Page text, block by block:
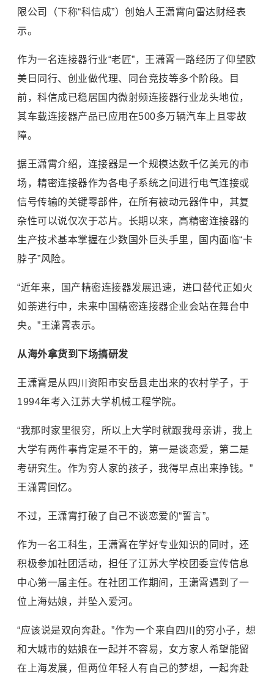
限公司（下称“科信成”）创始人王潇霄向雷达财经表
示。
作为一名连接器行业“老匠”，王潇霄一路经历了仰望欧
美日同行、创业做代理、同台竞技等多个阶段。目
前，科信成已稳居国内微射频连接器行业龙头地位，
其车载连接器产品已应用在500多万辆汽车上且零故
障。
据王潇霄介绍，连接器是一个规模达数千亿美元的市
场，精密连接器作为各电子系统之间进行电气连接或
信号传输的关键零部件，在所有被动元器件中，其复
杂性可以说仅次于芯片。长期以来，高精密连接器的
生产技术基本掌握在少数国外巨头手里，国内面临“卡
脖子”风险。
“近年来，国产精密连接器发展迅速，进口替代正如火
如荼进行中，未来中国精密连接器企业会站在舞台中
央。”王潇霄表示。
从海外拿货到下场搞研发
王潇霄是从四川资阳市安岳县走出来的农村学子，于
1994年考入 江苏大学机械工程学院。
“我那时家里很穷，所以上大学时就跟我母亲讲，我上
大学有两件事肯定是不干的，第一是谈恋爱，第二是
考研究生。作为穷人家的孩子，我得早点出来挣钱。”
王潇霄回忆。
不过，王潇霄打破了自己不谈恋爱的“誓言”。
作为一名工科生，王潇霄在学好专业知识的同时，还
积极参加社团活动，担任了江苏大学校团委宣传信息
中心第一届主任。在社团工作期间，王潇霄遇到了一
位上海姑娘，并坠入爱河。
“应该说是双向奔赴。”作为一个来自四川的穷小子，想
和大城市的姑娘在一起并不容易，女方家人希望能留
在上海发展，但两位年轻人有自己的梦想，一起奔赴